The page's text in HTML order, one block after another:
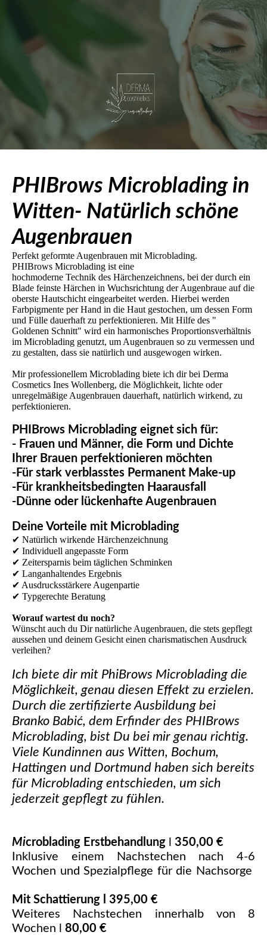
PHIBrows Microblading in
Witten- Natürlich schöne
Augenbrauen
Perfekt geformte Augenbrauen mit Microblading.
PHIBrows Microblading ist eine
hochmoderne Technik des Härchenzeichnens, bei der durch ein
Blade feinste Härchen in Wuchsrichtung der Augenbraue auf die
oberste Hautschicht eingearbeitet werden. Hierbei werden
Farbpigmente per Hand in die Haut gestochen, um dessen Form
und Fülle dauerhaft zu perfektionieren. Mit Hilfe des "
Goldenen Schnitt" wird ein harmonisches Proportionsverhältnis
im Microblading genutzt, um Augenbrauen so zu vermessen und
zu gestalten, dass sie natürlich und ausgewogen wirken.
Mir professionellem Microblading biete ich dir bei Derma
Cosmetics Ines Wollenberg, die Möglichkeit, lichte oder
unregelmäßige Augenbrauen dauerhaft, natürlich wirkend, zu
perfektionieren.
PHIBrows Microblading eignet sich für:
- Frauen und Männer, die Form und Dichte
Ihrer Brauen perfektionieren möchten
-Für stark verblasstes Permanent Make-up
-Für krankheitsbedingten Haarausfall
-Dünne oder lückenhafte Augenbrauen
Deine Vorteile mit Microblading
✔ Natürlich wirkende Härchenzeichnung
✔ Individuell angepasste Form
✔ Zeitersparnis beim täglichen Schminken
✔ Langanhaltendes Ergebnis
✔ Ausdrucksstärkere Augenpartie
✔ Typgerechte Beratung
Worauf wartest du noch?
Wünscht auch du Dir natürliche Augenbrauen, die stets gepflegt
aussehen und deinem Gesicht einen charismatischen Ausdruck
verleihen?
Ich biete dir mit PhiBrows Microblading die
Möglichkeit, genau diesen Effekt zu erzielen.
Durch die zertifizierte Ausbildung bei
Branko Babić, dem Erfinder des PHIBrows
Microblading, bist Du bei mir genau richtig.
Viele Kundinnen aus Witten, Bochum,
Hattingen und Dortmund haben sich bereits
für Microblading entschieden, um sich
jederzeit gepflegt zu fühlen.
Microblading Erstbehandlung
350,00 €
Inklusive einem Nachstechen nach 4-6
Wochen und Spezialpflege für die Nachsorge
Mit Schattierung l 395,00 €
Weiteres Nachstechen innerhalb von 8
Wochen l 80,00 €